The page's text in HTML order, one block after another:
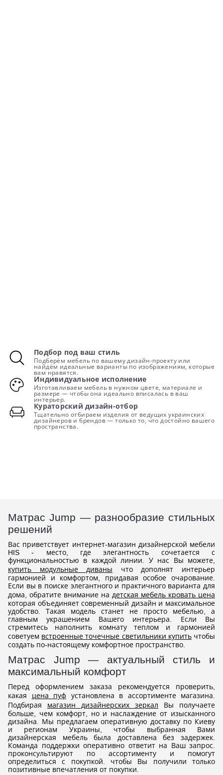
Подбор под ваш стиль
Подберём мебель по вашему дизайн-проекту или
найдём идеальные варианты по изображениям, которые
вам нравятся.
Индивидуальное исполнение
Изготавливаем мебель в нужном цвете, материале и
размере — чтобы она идеально вписалась в ваш
интерьер.
Кураторский дизайн-отбор
Тщательно отбираем изделия от ведущих украинских
дизайнеров и брендов — только то, что достойно вашего
пространства.
Матрас Jump — разнообразие стильных
решений
Вас приветствует интернет-магазин дизайнерской мебели
HIS - место, где элегантность сочетается с
функциональностью в каждой линии. У нас Вы можете,
купить модульные диваны что дополнят интерьер
гармонией и комфортом, придавая особое очарование.
Если вы в поиске элегантного и практичного варианта для
дома, обратите внимание на детская мебель кровать цена
которая объединяет современный дизайн и максимальное
удобство. Такая модель станет не просто мебелью, а
главным украшением Вашего интерьера. Если Вы
стремитесь наполнить комнату теплом и гармонией
советуем встроенные точечные светильники купитьчтобы
создать по-настоящему комфортное пространство.
Матрас Jump — актуальный стиль и
максимальный комфорт
Перед оформлением заказа рекомендуется проверить,
какая цена пуф установлена в ассортименте магазина.
Подбирая магазин дизайнерских зеркал Вы получаете
больше, чем комфорт, но и наслаждение от изысканного
дизайна. Мы предлагаем оперативную доставку по Киеву
и регионам Украины, чтобы выбранная Вами
дизайнерская мебель была доставлена без задержек.
Команда поддержки оперативно ответит на Ваш запрос.
проконсультируют по ассортименту и помогут
определиться с покупкой. чтобы Вы получили только
позитивные впечатления от покупки.